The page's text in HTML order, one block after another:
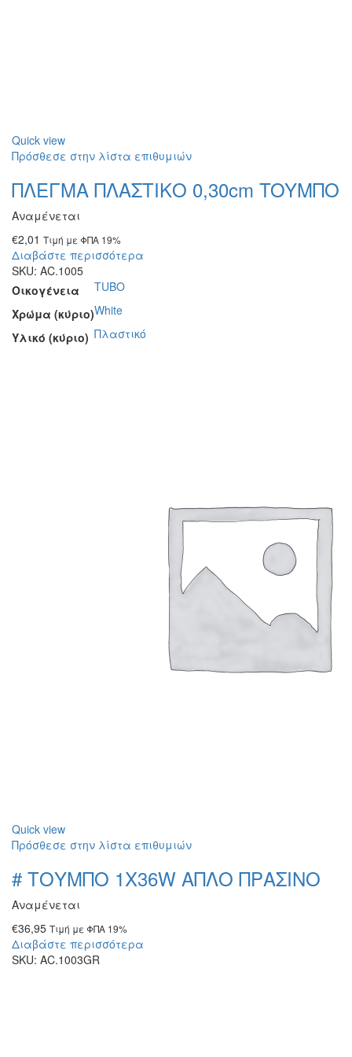
Quick view
Πρόσθεσε στην λίστα επιθυμιών
ΠΛΕΓΜΑ ΠΛΑΣΤΙΚΟ 0,30cm TOYΜΠΟ
Αναμένεται
€2,01 Τιμή με ΦΠΑ 19%
Διαβάστε περισσότερα
SKU: AC.1005
Οικογένεια
TUBO
Χρώμα (κύριο)White
Υλικό (κύριο) Πλαστικό
Quick view
Πρόσθεσε στην λίστα επιθυμιών
# ΤΟΥΜΠΟ 1Χ36W ΑΠΛΟ ΠΡΑΣΙΝΟ
Αναμένεται
€36,95 Τιμή με ΦΠΑ 19%
Διαβάστε περισσότερα
SKU: AC.1003GR